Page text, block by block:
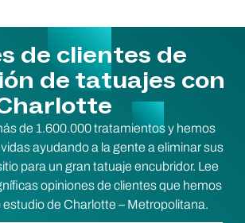
de clientes de
de tatuajes con
de 1.600.000 tratamientos y hemos
ayudando a la gente a eliminar sus
para un gran tatuaje encubridor. Lee
opiniones de clientes que hemos
de Charlotte – Metropolitana.